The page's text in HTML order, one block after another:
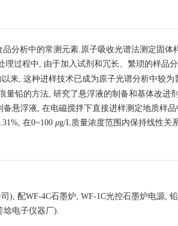
分析中的常测元素.原子吸收光谱法测定固体
理过程中, 由于加入试剂和冗长、繁琐的样品
来, 这种进样技术已成为原子光谱分析中较
铅的方法, 研究了悬浮液的制备和基体改进
备悬浮液, 在电磁搅拌下直接进样测定地质样
在0~100 μg/L质量浓度范围内保持线性关
), 配WF-4C石墨炉, WF-1C光控石墨炉电源,
埝电子仪器厂).